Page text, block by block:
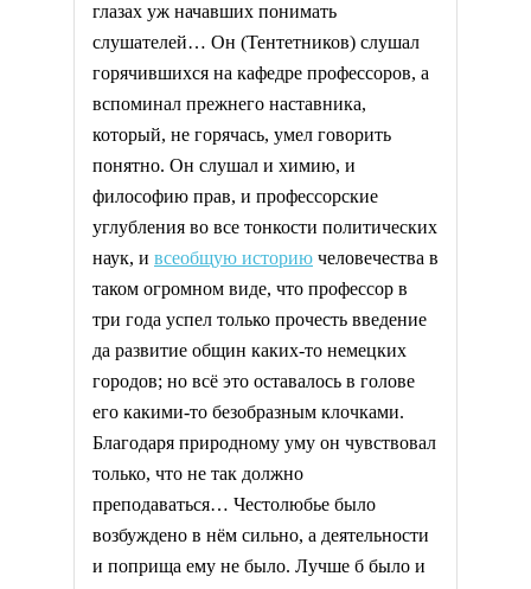
глазах уж начавших понимать
слушателей… Он (Тентетников) слушал
горячившихся на кафедре профессоров, а
вспоминал прежнего наставника,
который, не горячась, умел говорить
понятно. Он слушал и химию, и
философию прав, и профессорские
углубления во все тонкости политических
наук, и всеобщую историю человечества в
таком огромном виде, что профессор в
три года успел только прочесть введение
да развитие общин каких-то немецких
городов; но всё это оставалось в голове
его какими-то безобразным клочками.
Благодаря природному уму он чувствовал
только, что не так должно
преподаваться… Честолюбье было
возбуждено в нём сильно, а деятельности
и поприща ему не было. Лучше б было и